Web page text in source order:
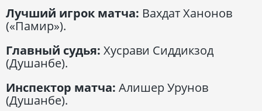
Лучший игрок матча: Вахдат Ханонов
(«Памир»).
Главный судья: Хусрави Сиддикзод
(Душанбе).
Инспектор матча: Алишер Урунов
(Душанбе).